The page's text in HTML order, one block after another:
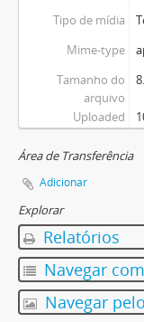
Tipo de mídia
Mime-type
Tamanho do
arquivo
Uploaded
Área de Transferência
Adicionar
Explorar
Relatórios
Navegar
Navegar